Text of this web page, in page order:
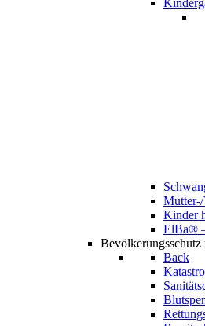
Kinder
ElBa®
Bevölkerungsschutz
Back